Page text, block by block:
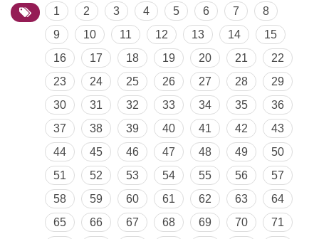
1 2 3 4 5 6 7
8
9
10 11 12 13 14
15
16
17 18 19 20 21
22
23
24 25 26 27 28
29
30
31 32 33 34 35
36
37
38 39 40 41 42
43
44
45 46 47 48 49
50
51
52 53 54 55 56
57
58
59 60 61 62 63
64
65
66 67 68 69 70
71